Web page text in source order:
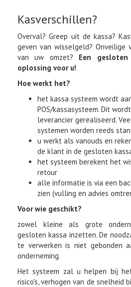
Kasverschillen?
Overval? Greep uit de kassa?
geven van wisselgeld? Onveilige
van uw omzet? Een
oplossing voor u!
Hoe werkt het?
het kassa systeem wordt
POS/kassasysteem. Dit
leverancier gerealiseerd.
systemen worden reeds
u werkt als vanouds en
de klant in de gesloten
het systeem berekent het
retour
alle informatie is via een
zien (vulling en advies
Voor wie geschikt?
zowel kleine als grote
gesloten kassa inzetten. De
te verwerken is niet gebonden
onderneming.
Het systeem zal u helpen bij
risico's, verhogen van de snelheid